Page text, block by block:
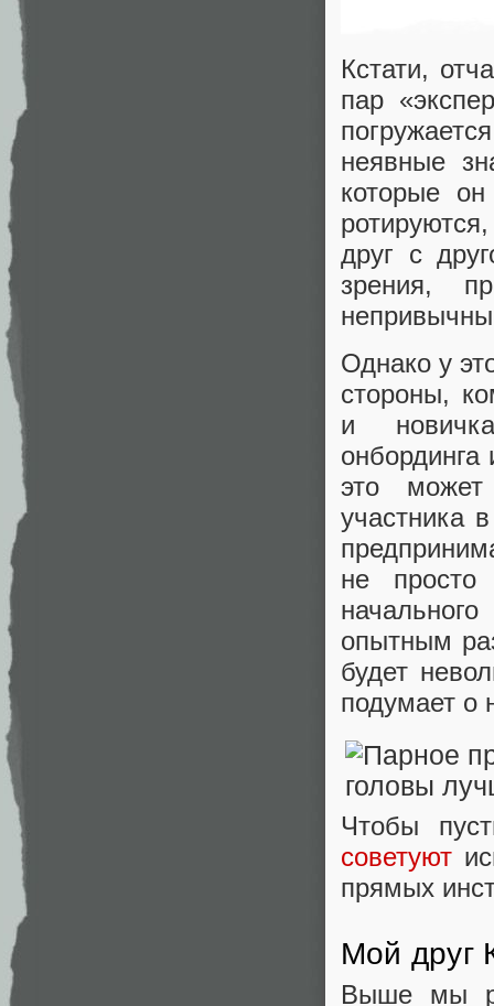
Кстати,
пар
неявные
которые
друг с
зрения,
Однако у
стороны,
и
онбординга
это
участника
не просто
опытным
будет
подумает о
Чтобы
советуют
прямых
Мой друг
Выше мы